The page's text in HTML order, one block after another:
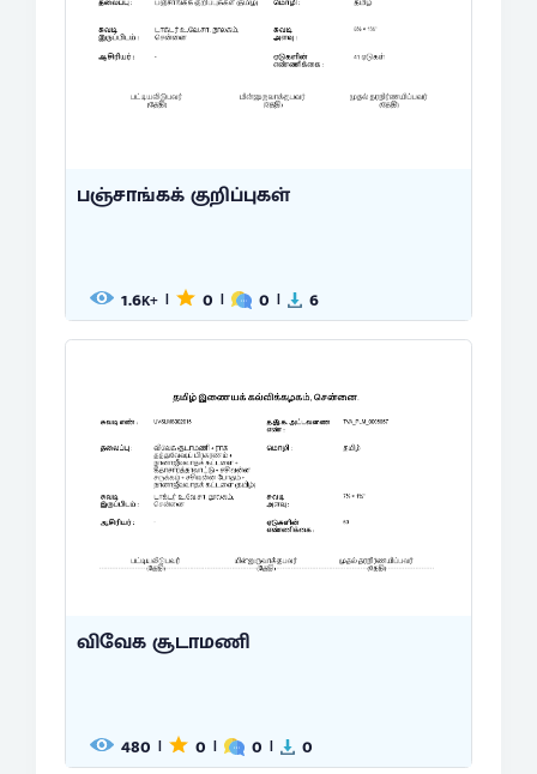
பஞ்சாங்கக் குறிப்புகள்
1.6K+ | 0 | 0 | 6
விவேக சூடாமணி
480 | 0 | 0 | 0